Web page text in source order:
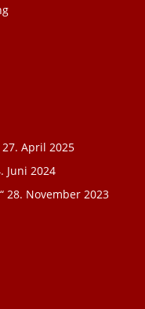
27. April 2025
Juni 2024
28. November 2023